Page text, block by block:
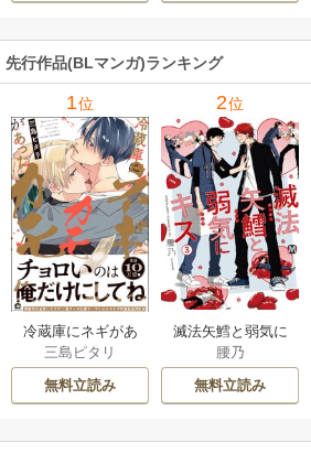
先行作品(BLマンガ)ランキング
1位
冷蔵庫にネギがあ
ったカモ
三島ピタリ
無料立読み
2位
滅法矢鱈と弱気に
キス【コミックス
版】
腰乃
無料立読み